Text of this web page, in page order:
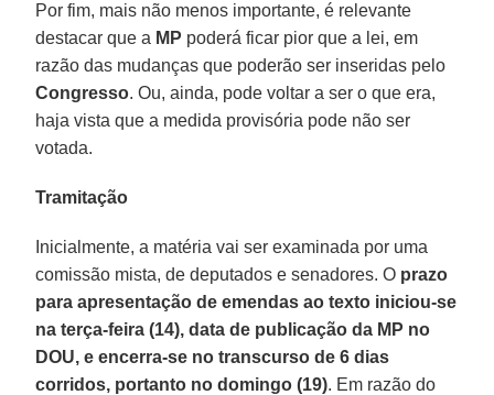
Por fim, mais não menos importante, é relevante
destacar que a MP poderá ficar pior que a lei, em
razão das mudanças que poderão ser inseridas pelo
Congresso. Ou, ainda, pode voltar a ser o que era,
haja vista que a medida provisória pode não ser
votada.
Tramitação
Inicialmente, a matéria vai ser examinada por uma
comissão mista, de deputados e senadores. O prazo
para apresentação de emendas ao texto iniciou-se
na terça-feira (14), data de publicação da MP no
DOU, e encerra-se no transcurso de 6 dias
corridos, portanto no domingo (19). Em razão do